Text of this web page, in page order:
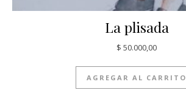
La plisada
$ 50.000,00
AGREGAR AL CARRITO